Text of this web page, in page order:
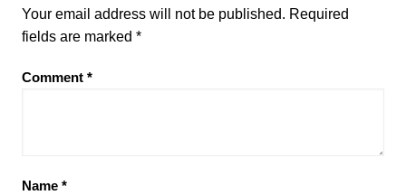
Your email address will not be published. Required
fields are marked *
Comment *
Name *